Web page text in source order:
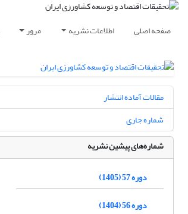
صفحه اصلی اطلاعات نشریه مرور
مقالات آماده انتشار
شماره جاری
شماره‌های پیشین نشریه
دوره 57 (1405)
دوره 56 (1404)